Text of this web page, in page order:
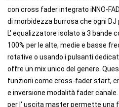
con cross fader integrato iNNO-
di morbidezza burrosa che ogni
L' equalizzatore isolato a 3 bande
100% per le alte, medie e basse
rotative o usando i pulsanti
offre un mix unico del genere.
funzioni come cross-fader start,
e inversione modalità fader
per l' uscita master permette una